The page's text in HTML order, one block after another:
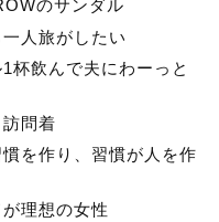
のサンダル
人旅がしたい
杯飲んで夫にわーっと
問着
を作り、習慣が人を作
理想の女性